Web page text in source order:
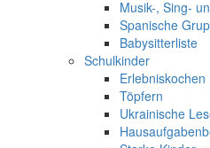
Musik-, Sing-
Spanische
Babysitterliste
Schulkinder
Erlebniskochen
Töpfern
Ukrainische